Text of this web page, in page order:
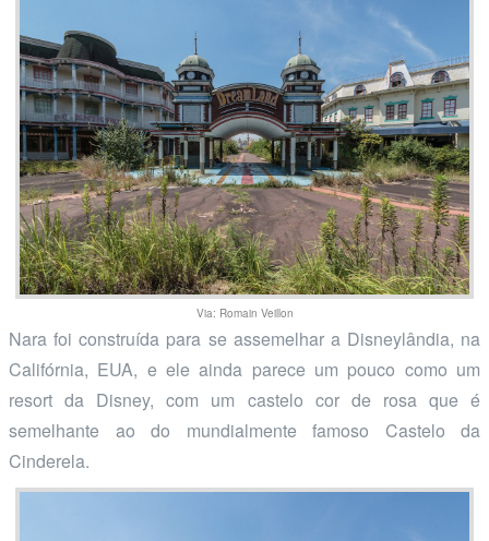
Via: Romain Veillon
Nara foi construída para se assemelhar a Disneylândia, na
Califórnia, EUA, e ele ainda parece um pouco como um
resort da Disney, com um castelo cor de rosa que é
semelhante ao do mundialmente famoso Castelo da
Cinderela.